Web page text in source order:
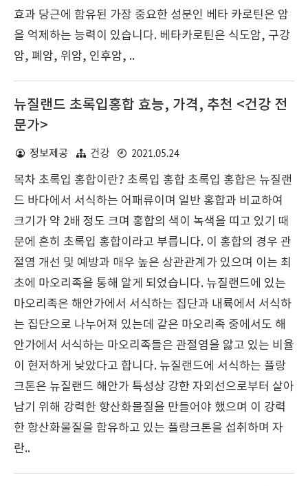
효과 당근에 함유된 가장 중요한 성분인 베타 카로틴은 암
을 억제하는 능력이 있습니다. 베타카로틴은 식도암, 구강
암, 폐암, 위암, 인후암, ..
뉴질랜드 초록입홍합 효능, 가격, 추천 <건강 전
문가>
정보제공 건강
2021.05.24
목차 초록입 홍합이란? 초록입 홍합 초록입 홍합은 뉴질랜
드 바다에서 서식하는 어패류이며 일반 홍합과 비교하여
크기가 약 2배 정도 크며 홍합의 색이 녹색을 띠고 있기 때
문에 흔히 초록입 홍합이라고 부릅니다. 이 홍합의 경우 관
절염 개선 및 예방과 매우 높은 상관관계가 있으며 이는 최
초에 마오리족을 통해 알게 되었습니다. 뉴질랜드에 있는
마오리족은 해안가에서 서식하는 집단과 내륙에서 서식하
는 집단으로 나누어져 있는데 같은 마오리족 중에서도 해
안가에서 서식하는 마오리족들은 관절염을 앓고 있는 비율
이 현저하게 낮았다고 합니다. 뉴질랜드에 서식하는 플랑
크톤은 뉴질랜드 해안가 특성상 강한 자외선으로부터 살아
남기 위해 강력한 항산화물질을 만들어야 했으며 이 강력
한 항산화물질을 함유하고 있는 플랑크톤을 섭취하며 자
란..